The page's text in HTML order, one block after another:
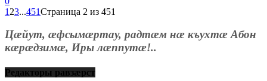
1 23...451Страница 2 из 451
Цæйут, æфсымæртау, радтæм нæ къухтæ Абон
кæрæдзимæ, Иры лæппутæ!..
Редакторы равзæрст